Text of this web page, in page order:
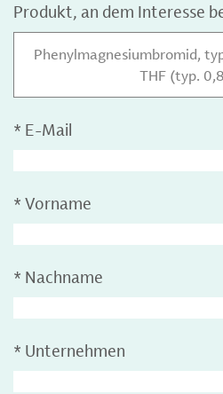
Produkt, an dem Interesse
Phenylmagnesiumbromid,
THF (typ.
* E-Mail
* Vorname
* Nachname
* Unternehmen